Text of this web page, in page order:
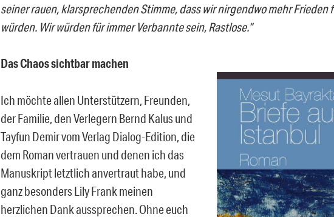
seiner rauen, klarsprechenden Stimme, dass wir nirgendwo mehr Frieden
würden. Wir würden für immer Verbannte sein, Rastlose.“
Das Chaos sichtbar machen
Ich möchte allen Unterstützern, Freunden,
der Familie, den Verlegern Bernd Kalus und
Tayfun Demir vom Verlag Dialog-Edition, die
dem Roman vertrauen und denen ich das
Manuskript letztlich anvertraut habe, und
ganz besonders Lily Frank meinen
herzlichen Dank aussprechen. Ohne euch